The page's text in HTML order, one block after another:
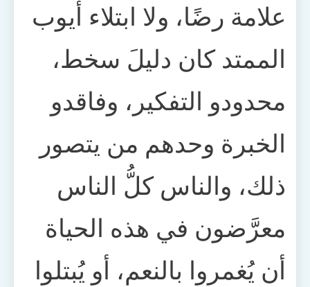
علامة رضًا، ولا ابتلاء أيوب
الممتد كان دليلَ سخط،
محدودو التفكير، وفاقدو
الخبرة وحدهم من يتصور
ذلك، والناس كلُّ الناس
معرَّضون في هذه الحياة
أن يُغمروا بالنعم، أو يُبتلوا